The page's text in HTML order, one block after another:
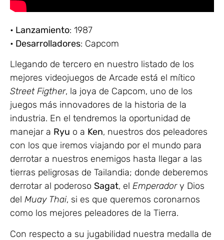
• Lanzamiento: 1987
• Desarrolladores: Capcom
Llegando de tercero en nuestro listado de los
mejores videojuegos de Arcade está el mítico
Street Figther, la joya de Capcom, uno de los
juegos más innovadores de la historia de la
industria. En el tendremos la oportunidad de
manejar a Ryu o a Ken, nuestros dos peleadores
con los que iremos viajando por el mundo para
derrotar a nuestros enemigos hasta llegar a las
tierras peligrosas de Tailandia; donde deberemos
derrotar al poderoso Sagat, el Emperadory Dios
del Muay Thai, si es que queremos coronarnos
como los mejores peleadores de la Tierra.
Con respecto a su jugabilidad nuestra medalla de